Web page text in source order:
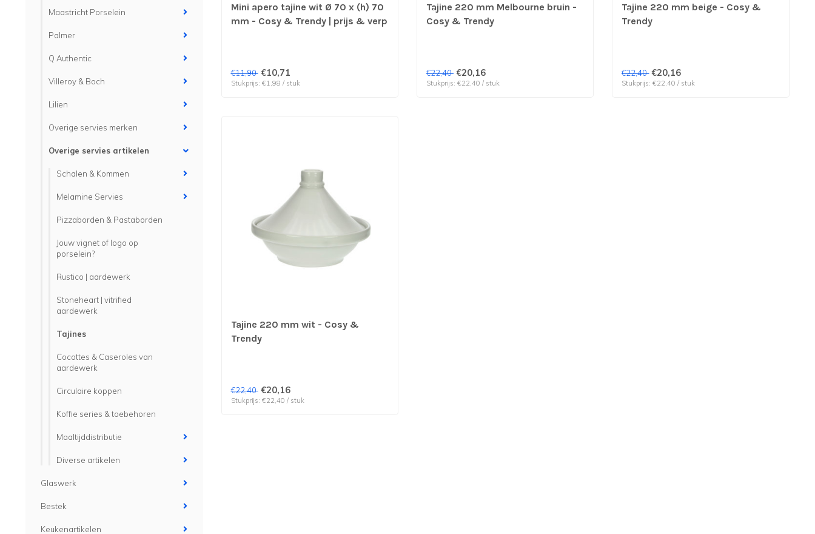
Maastricht Porselein
Palmer
Q Authentic
Villeroy & Boch
Lilien
Overige servies merken
Overige servies artikelen
Schalen & Kommen
Melamine Servies
Pizzaborden & Pastaborden
Jouw vignet of logo op
porselein?
Rustico | aardewerk
Stoneheart | vitrified
aardewerk
Tajines
Cocottes & Caseroles van
aardewerk
Circulaire koppen
Koffie series & toebehoren
Maaltijddistributie
Diverse artikelen
Glaswerk
Bestek
Keukenartikelen
Mini apero tajine wit Ø 70 x (h) 70
mm - Cosy & Trendy | prijs & verp
€11,90 €10,71
Stukprijs: €1,98 / stuk
Tajine 220 mm Melbourne bruin -
Cosy & Trendy
€22,40 €20,16
Stukprijs: €22,40 / stuk
Tajine 220 mm beige - Cosy &
Trendy
€22,40 €20,16
Stukprijs: €22,40 / stuk
Tajine 220 mm wit - Cosy &
Trendy
€22,40 €20,16
Stukprijs: €22,40 / stuk